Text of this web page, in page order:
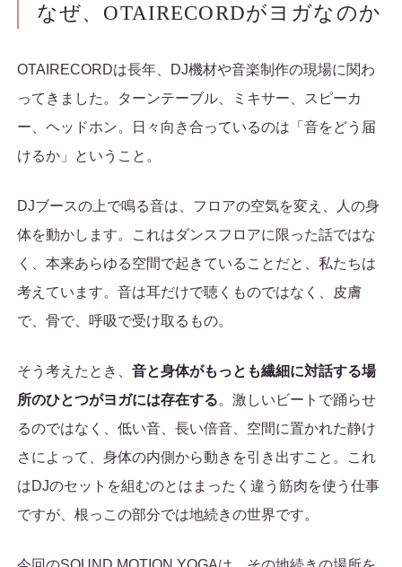
なぜ、OTAIRECORDがヨガなのか
OTAIRECORDは長年、DJ機材や音楽制作の現場に関わ
ってきました。ターンテーブル、ミキサー、スピーカ
ー、ヘッドホン。日々向き合っているのは「音をどう届
けるか」ということ。
DJブースの上で鳴る音は、フロアの空気を変え、人の身
体を動かします。これはダンスフロアに限った話ではな
く、本来あらゆる空間で起きていることだと、私たちは
考えています。音は耳だけで聴くものではなく、皮膚
で、骨で、呼吸で受け取るもの。
そう考えたとき、 音と身体がもっとも繊細に対話する場
所のひとつがヨガには存在する。激しいビートで踊らせ
るのではなく、低い音、長い倍音、空間に置かれた静け
さによって、身体の内側から動きを引き出すこと。これ
はDJのセットを組むのとはまったく違う筋肉を使う仕事
ですが、根っこの部分では地続きの世界です。